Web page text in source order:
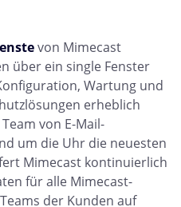
von Mimecast
über ein single Fenster
Wartung und
erheblich
von E-Mail-
um die Uhr die neuesten
Mimecast kontinuierlich
für alle Mimecast-
der Kunden auf